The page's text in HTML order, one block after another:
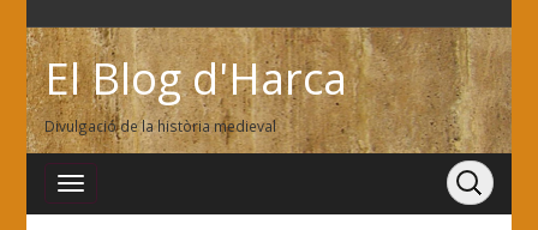
El Blog d'Harca
Divulgació de la història medieval